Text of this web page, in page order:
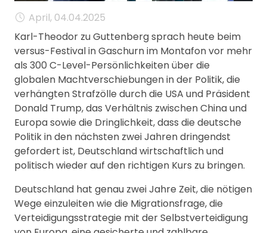
April, 04.04.2025
Karl-Theodor zu Guttenberg sprach heute beim
versus-Festival in Gaschurn im Montafon vor mehr
als 300 C-Level-Persönlichkeiten über die
globalen Machtverschiebungen in der Politik, die
verhängten Strafzölle durch die USA und Präsident
Donald Trump, das Verhältnis zwischen China und
Europa sowie die Dringlichkeit, dass die deutsche
Politik in den nächsten zwei Jahren dringendst
gefordert ist, Deutschland wirtschaftlich und
politisch wieder auf den richtigen Kurs zu bringen.
Deutschland hat genau zwei Jahre Zeit, die nötigen
Wege einzuleiten wie die Migrationsfrage, die
Verteidigungsstrategie mit der Selbstverteidigung